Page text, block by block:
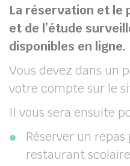
La réservation et le
et de l’étude
disponibles en ligne.
Vous devez dans un
votre compte sur le
Il vous sera ensuite
Réserver un
restaurant